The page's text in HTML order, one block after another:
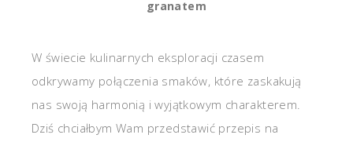
granatem
W świecie kulinarnych eksploracji czasem
odkrywamy połączenia smaków, które zaskakują
nas swoją harmonią i wyjątkowym charakterem.
Dziś chciałbym Wam przedstawić przepis na